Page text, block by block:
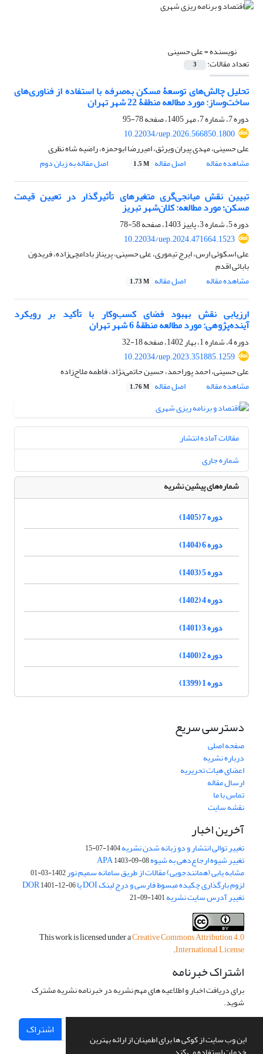
این وب سایت از کوکی ها برای اطمینان از ارائه بهترین
نویسنده =علی حسینی
تعداد مقالات: 3
تحلیل چالش‌های توسعۀ مسکن به‌صرفه با استفاده از فناوری‌های
ساخت‌و‌ساز: مورد مطالعه منطقۀ 22 شهر تهران
دوره 7، شماره 7، مهر 1405، صفحه
78-95
10.22034/uep.2026.566850.1800
علی حسینی، مهدی پیران ویرثق، امیررضا ابوحمزه، راضیه شاه نظری
مشاهده مقاله
اصل مقاله 1.5 M اصل مقاله به زبان دوم
تبیین نقش میانجی‌گری متغیرهای تأثیرگذار در تعیین قیمت
مسکن؛ مورد مطالعه: کلان‎‌شهر تبریز
دوره 5، شماره 3، پاییز 1403، صفحه
58-78
10.22034/uep.2024.471664.1523
علی اسکوئی ارس، ایرج تیموری، علی حسینی، پریناز بادامچی‌زاده، فریدون
بابائی اقدم
مشاهده مقاله
اصل مقاله 1.73 M
ارزیابی نقش بهبود فضای کسب‌وکار با تأکید بر رویکرد
آینده‌پژوهی: مورد مطالعه منطقۀ 6 شهر تهران
دوره 4، شماره 1، بهار 1402، صفحه
18-32
10.22034/uep.2023.351885.1259
علی حسینی، احمد پوراحمد، حسین حاتمی‌نژاد، فاطمه ملاح‌زاده
مشاهده مقاله
اصل مقاله 1.76 M
مقالات آماده انتشار
شماره جاری
شماره‌های پیشین نشریه
دوره 7 (1405)
دوره 6 (1404)
دوره 5 (1403)
دوره 4 (1402)
دوره 3 (1401)
دوره 2 (1400)
دوره 1 (1399)
دسترسی سریع
صفحه اصلی
درباره نشریه
اعضای هیات تحریریه
ارسال مقاله
تماس با ما
نقشه سایت
آخرین اخبار
تغییر توالی انتشار و دو زبانه شدن نشریه1404-07-15
تغییر شیوه ارجاع‌دهی به شیوه APA1403-09-08
مشابه یابی (همانندجویی) مقالات از طریق سامانه سمیم نور1402-03-01
لزوم بارگذاری چکیده مبسوط فارسی و درج لینک DOI یا DOR 1401-12-06
تغییر آدرس سایت نشریه1401-09-21
This work is licensed under aCreative Commons Attribution 4.0
International License
.
اشتراک خبرنامه
برای دریافت اخبار و اطلاعیه های مهم نشریه در خبرنامه نشریه مشترک
شوید.
اشتراک